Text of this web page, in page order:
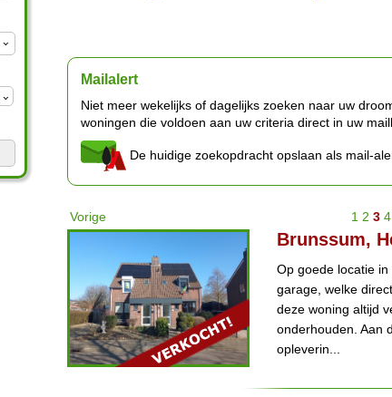
Mailalert
Niet meer wekelijks of dagelijks zoeken naar uw
woningen die voldoen aan uw criteria direct in uw
De huidige zoekopdracht opslaan als mail-
Vorige 1 2 3 4
Brunssum,
Op goede locatie
garage, welke
deze woning altijd
onderhouden. Aan
opleverin...